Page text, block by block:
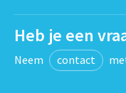
Heb je een
Neem contact